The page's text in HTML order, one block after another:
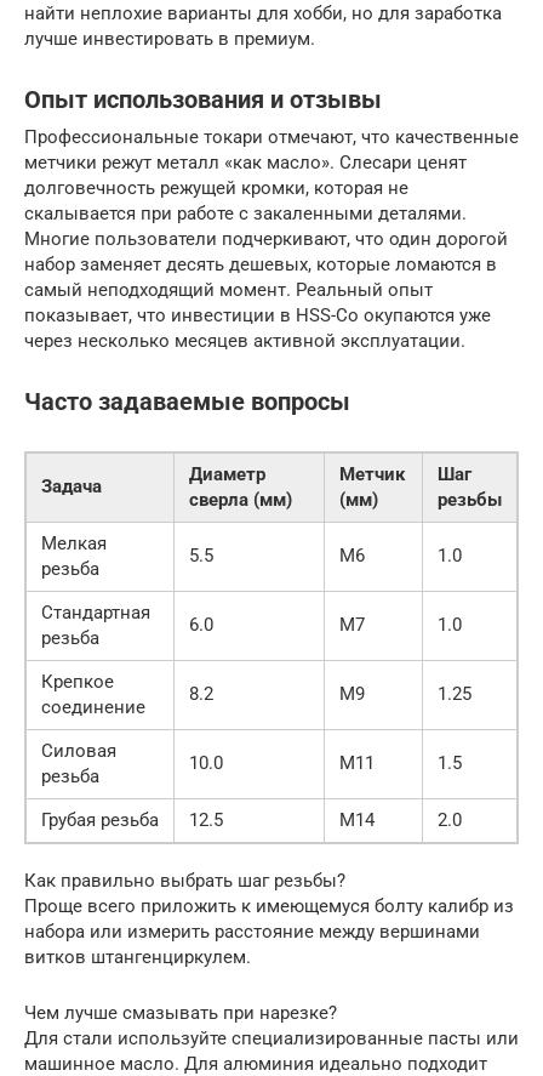
найти неплохие варианты для хобби, но для заработка
лучше инвестировать в премиум.
Опыт использования и отзывы
Профессиональные токари отмечают, что качественные
метчики режут металл «как масло». Слесари ценят
долговечность режущей кромки, которая не
скалывается при работе с закаленными деталями.
Многие пользователи подчеркивают, что один дорогой
набор заменяет десять дешевых, которые ломаются в
самый неподходящий момент. Реальный опыт
показывает, что инвестиции в HSS-Co окупаются уже
через несколько месяцев активной эксплуатации.
Часто задаваемые вопросы
Задача
Диаметр
сверла (мм)
Метчик
(мм)
Шаг
резьбы
Мелкая
резьба
5.5 M6 1.0
Стандартная
резьба
6.0 M7 1.0
Крепкое
соединение
8.2 M9 1.25
Силовая
резьба
10.0 M11 1.5
Грубая резьба 12.5 M14 2.0
Как правильно выбрать шаг резьбы?
Проще всего приложить к имеющемуся болту калибр из
набора или измерить расстояние между вершинами
витков штангенциркулем.
Чем лучше смазывать при нарезке?
Для стали используйте специализированные пасты или
машинное масло. Для алюминия идеально подходит